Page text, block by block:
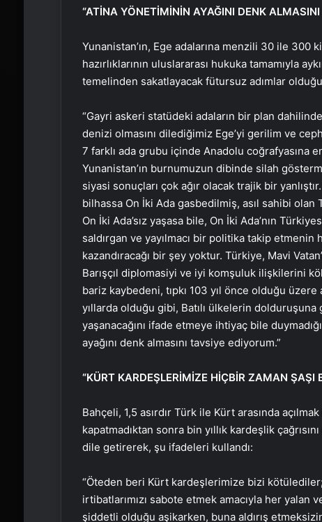
“ATİNA YÖNETİMİNİN AYAĞINI DENK
Yunanistan’ın, Ege adalarına menzili 30 ile
hazırlıklarının uluslararası hukuka tamamıyla
temelinden sakatlayacak fütursuz adımlar
“Gayri askeri statüdeki adaların bir plan
denizi olmasını dilediğimiz Ege’yi gerilim ve
7 farklı ada grubu içinde Anadolu coğrafyasına
Yunanistan’ın burnumuzun dibinde silah
siyasi sonuçları çok ağır olacak trajik bir
bilhassa On İki Ada gasbedilmiş, asıl sahibi olan
On İki Ada’sız yaşasa bile, On İki Ada’nın
saldırgan ve yayılmacı bir politika takip
kazandıracağı bir şey yoktur. Türkiye, Mavi
Barışçıl diplomasiyi ve iyi komşuluk ilişkilerini
bariz kaybedeni, tıpkı 103 yıl önce olduğu üzere
yıllarda olduğu gibi, Batılı ülkelerin dolduruşuna
yaşanacağını ifade etmeye ihtiyaç bile
ayağını denk almasını tavsiye ediyorum.”
“KÜRT KARDEŞLERİMİZE HİÇBİR ZAMAN ŞAŞI
Bahçeli, 1,5 asırdır Türk ile Kürt arasında
kapatmadıktan sonra bin yıllık kardeşlik
dile getirerek, şu ifadeleri kullandı:
“Öteden beri Kürt kardeşlerimize bizi
irtibatlarımızı sabote etmek amacıyla her
şiddetli olduğu aşikarken, buna aldırış